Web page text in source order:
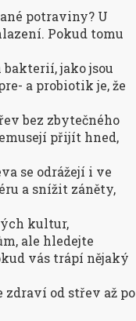
potraviny? U
Pokud tomu
jako jsou
a probiotik je, že
bez zbytečného
přijít hned,
se odrážejí i ve
a snížit záněty,
kultur,
ale hledejte
vás trápí nějaký
od střev až po